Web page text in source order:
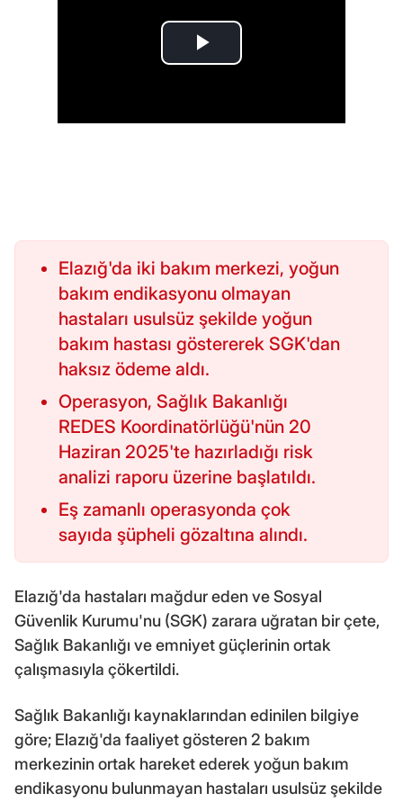
Elazığ'da iki bakım merkezi, yoğun
bakım endikasyonu olmayan
hastaları usulsüz şekilde yoğun
bakım hastası göstererek SGK'dan
haksız ödeme aldı.
Operasyon, Sağlık Bakanlığı
REDES Koordinatörlüğü'nün 20
Haziran 2025'te hazırladığı risk
analizi raporu üzerine başlatıldı.
Eş zamanlı operasyonda çok
sayıda şüpheli gözaltına alındı.
Elazığ'da hastaları mağdur eden ve Sosyal
Güvenlik Kurumu'nu (SGK) zarara uğratan bir çete,
Sağlık Bakanlığı ve emniyet güçlerinin ortak
çalışmasıyla çökertildi.
Sağlık Bakanlığı kaynaklarından edinilen bilgiye
göre; Elazığ'da faaliyet gösteren 2 bakım
merkezinin ortak hareket ederek yoğun bakım
endikasyonu bulunmayan hastaları usulsüz şekilde